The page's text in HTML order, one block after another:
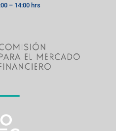
– 14:00 hrs